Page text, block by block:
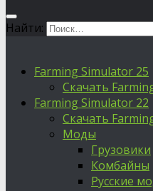
Найти:
Farming Simulator 25
Скачать
Farming Simulator 22
Скачать
Моды
Грузовики
Комбайны
Русские